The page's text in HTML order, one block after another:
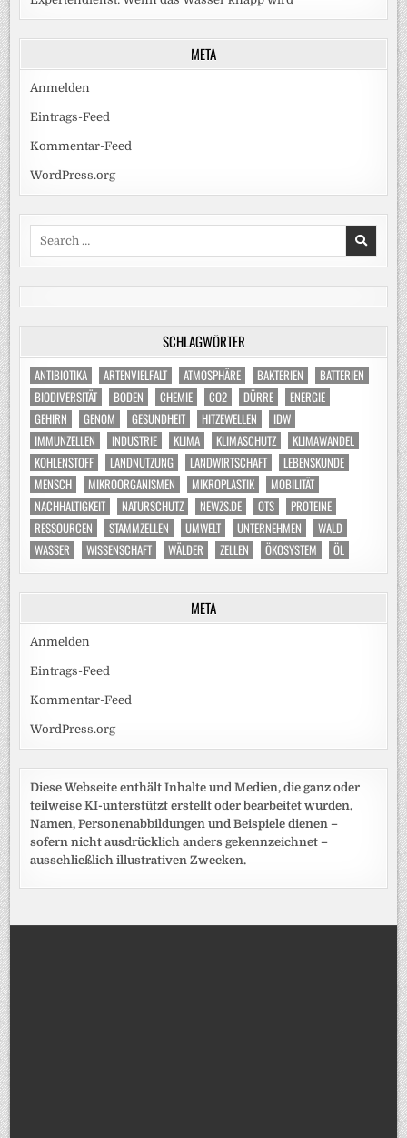
META
Anmelden
Eintrags-Feed
Kommentar-Feed
WordPress.org
SCHLAGWÖRTER
ANTIBIOTIKA ARTENVIELFALT ATMOSPHÄRE BAKTERIEN
BATTERIEN
BIODIVERSITÄT
BODEN CHEMIE CO2 DÜRRE
ENERGIE
GEHIRN
GENOM GESUNDHEIT HITZEWELLEN
IDW
IMMUNZELLEN
INDUSTRIE KLIMA KLIMASCHUTZ
KLIMAWANDEL
KOHLENSTOFF
LANDNUTZUNG LANDWIRTSCHAFT
LEBENSKUNDE
MENSCH
MIKROORGANISMEN MIKROPLASTIK
MOBILITÄT
NACHHALTIGKEIT
NATURSCHUTZ NEWZS.DE OTS
PROTEINE
RESSOURCEN
STAMMZELLEN UMWELT UNTERNEHMEN
WALD
WASSER
WISSENSCHAFT WÄLDER ZELLEN ÖKOSYSTEM ÖL
META
Anmelden
Eintrags-Feed
Kommentar-Feed
WordPress.org
Diese Webseite enthält Inhalte und Medien, die ganz oder
teilweise KI-unterstützt erstellt oder bearbeitet wurden.
Namen, Personenabbildungen und Beispiele dienen –
sofern nicht ausdrücklich anders gekennzeichnet –
ausschließlich illustrativen Zwecken.